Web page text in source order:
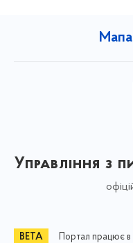
Управління з
Портал працює